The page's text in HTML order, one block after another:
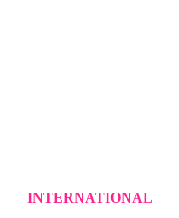
INTERNATIONAL